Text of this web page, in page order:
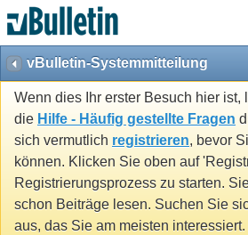
vBulletin-Systemmitteilung
Wenn dies Ihr erster Besuch hier ist,
die Hilfe - Häufig gestellte Fragen
sich vermutlich registrieren, bevor
können. Klicken Sie oben auf
Registrierungsprozess zu starten.
schon Beiträge lesen. Suchen Sie
aus, das Sie am meisten interessiert.